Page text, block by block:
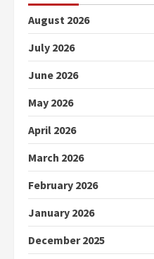
August 2026
July 2026
June 2026
May 2026
April 2026
March 2026
February 2026
January 2026
December 2025